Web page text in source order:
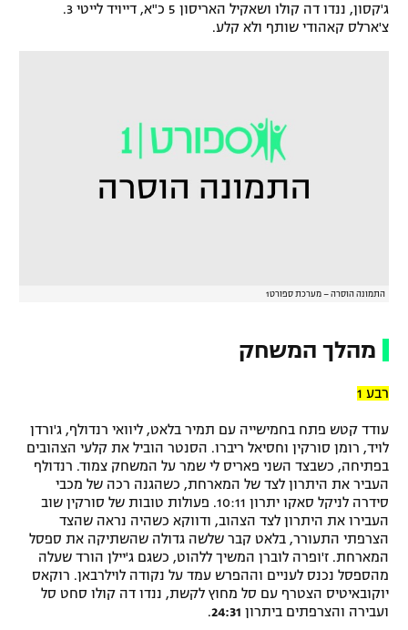
המגזין
ג'קסון, ננדו דה קולו ושאקיל האריסון 5 כ"א, דייויד לייטי 3.
צ'ארלס קאהודי שותף ולא קלע.
התמונה הוסרה – מערכת ספורט1
מהלך המשחק
רבע 1
עודד קטש פתח בחמישייה עם תמיר בלאט, ליוואי רנדולף, ג'ורדן
לויד, רומן סורקין וחסיאל ריברו. הסנטר הוביל את קלעי הצהובים
בפתיחה, כשבצד השני פאריס לי שמר על המשחק צמוד. רנדולף
העביר את היתרון לצד של המארחת, כשהגנה רכה של מכבי
סידרה לניקל סאקו יתרון 10:11. פעולות טובות של סורקין שוב
העבירו את היתרון לצד הצהוב, ודווקא כשהיה נראה שהצד
הצרפתי התעורר, בלאט קבר שלשה גדולה שהשתיקה את ספסל
המארחת. ז'ופרה לוברן המשיך ללהוט, כשגם ג'יילן הורד שעלה
מהספסל נכנס לעניים וההפרש עמד על נקודה לוילרבאן. רוקאס
יוקובאיטיס הצטרף עם סל מחוץ לקשת, ננדו דה קולו סחט סל
ועבירה והצרפתים ביתרון 24:31
.